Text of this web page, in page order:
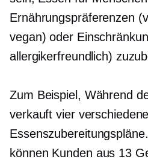
Ernährungspräferenzen
vegan) oder
allergikerfreundlich)
Zum Beispiel, Während
verkauft vier verschiedene
können Kunden aus 13